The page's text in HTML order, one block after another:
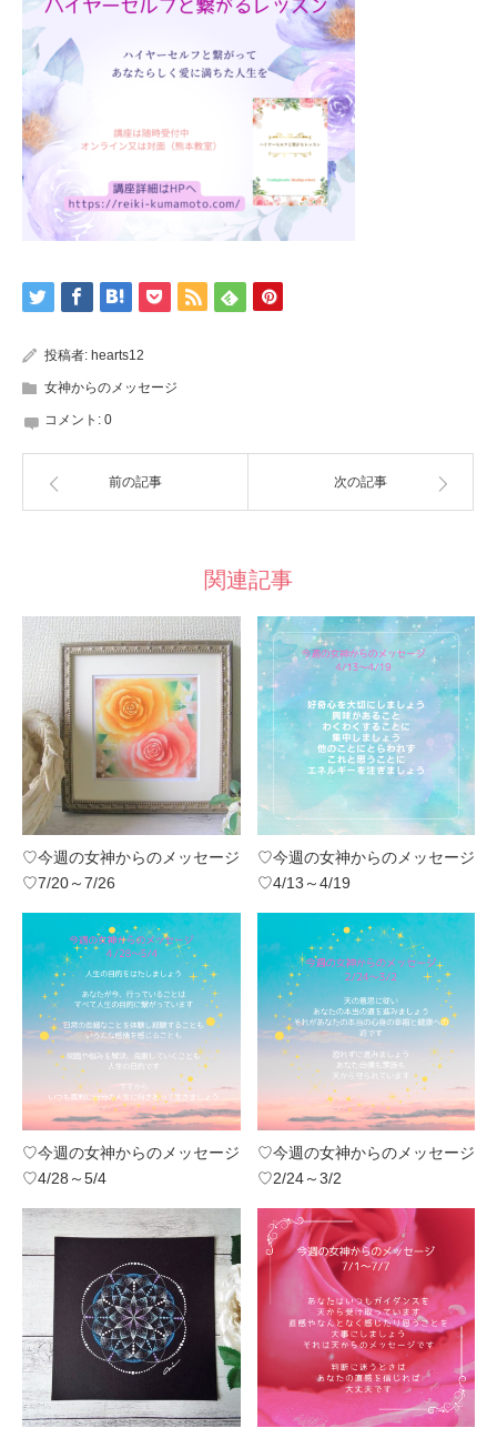
投稿者: hearts12
女神からのメッセージ
コメント: 0
前の記事 次の記事
関連記事
♡今週の女神からのメッセージ
♡7/20～7/26
♡今週の女神からのメッセージ
♡4/13～4/19
♡今週の女神からのメッセージ
♡4/28～5/4
♡今週の女神からのメッセージ
♡2/24～3/2